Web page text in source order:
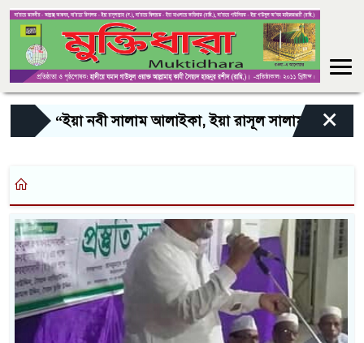
“ইয়া নবী সালাম আলাইকা, ইয়া রাসূল সালাম আলাইকা,
×